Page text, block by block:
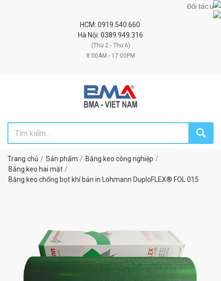
Đối tác uy tín
HCM: 0919.540.660
Hà Nội: 0389.949.316
(Thứ 2 - Thứ 6)
8:00AM - 17:00PM
Trang chủ Sản phẩm
Băng keo công nghiệp
Băng keo hai mặt
Băng keo chống bọt khí bản in Lohmann DuploFLEX® FOL 015